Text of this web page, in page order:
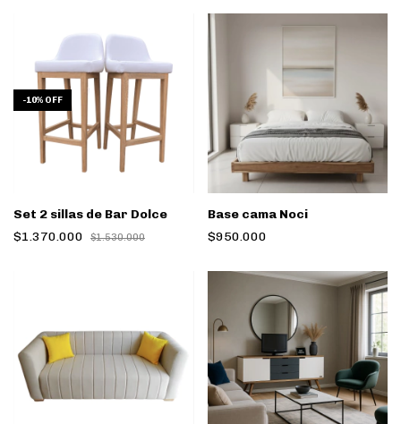
-10% OFF
Set 2 sillas de Bar Dolce
$1.370.000
$1.530.000
Base cama Noci
$950.000